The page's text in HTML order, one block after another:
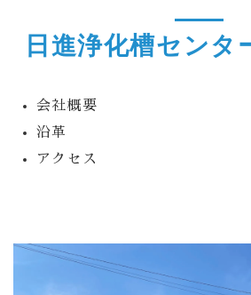
日進浄化槽センタ
会社概要
沿革
アクセス